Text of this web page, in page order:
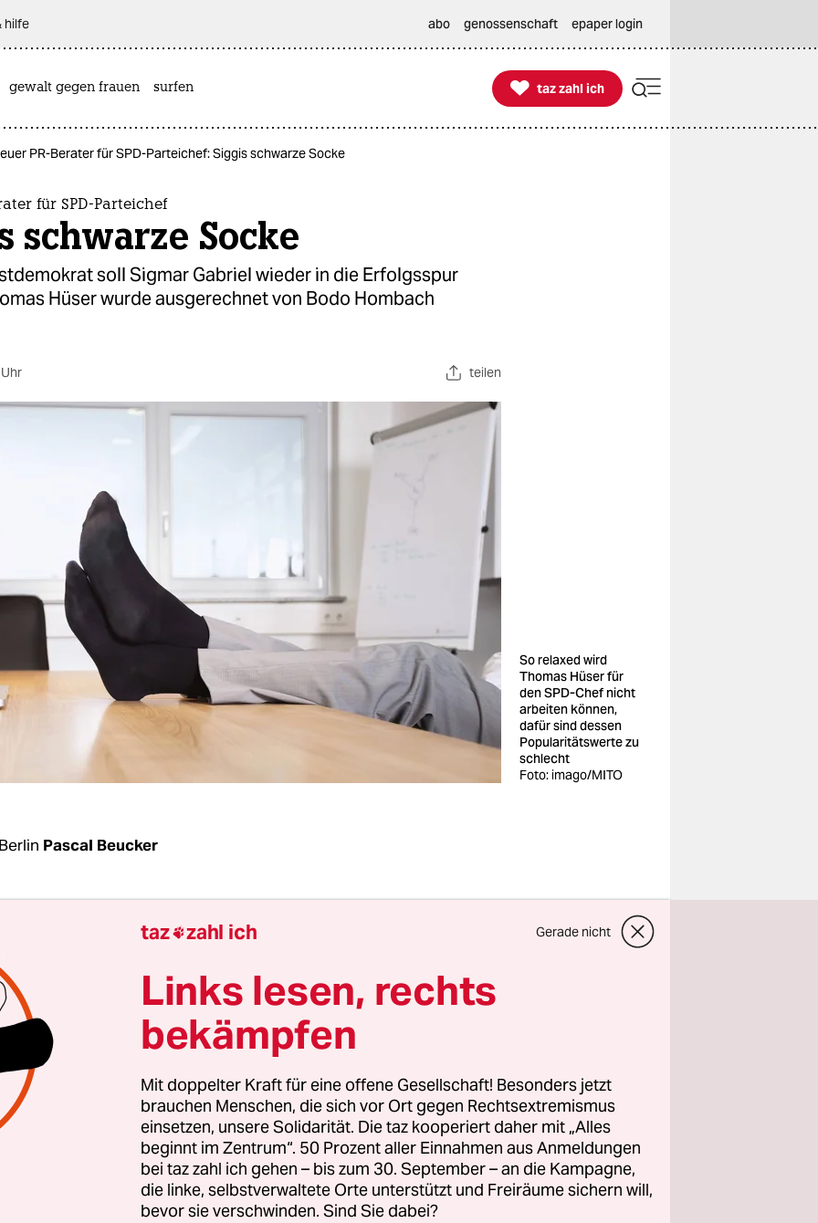
hilfe abo genossenschaft epaper login
gewalt gegen frauen surfen 
taz zahl ich
taz zahl ich
PR-Berater für SPD-Parteichef: Siggis schwarze Socke
für SPD-Parteichef
schwarze Socke
soll Sigmar Gabriel wieder in die Erfolgsspur
Hüser wurde ausgerechnet von Bodo Hombach
teilen
So relaxed wird
Thomas Hüser für
den SPD-Chef nicht
arbeiten können,
dafür sind dessen
Popularitätswerte zu
schlecht
Foto: imago/MITO
Pascal Beucker
ist derzeit schwer beschäftigt. Zu den Kunden seines
gehören der Essener Unternehmensverband,
und eine große Leiharbeitsfirma. Dem Bistum Essen dient
PR-Berater als Sprecher des bischöflichen Rates für
Soziales. Jüngst hat Hüser eine ganz besondere
angenommen: Als – laut Selbstbeschreibung –
bei den Rothäuten“ berät er nun auch den
Sigmar Gabriel.
die SPD wieder in die Erfolgsspur zu bringen.
In den Umfragen dümpelt die Partei konstant
und 25 Prozent, liegt damit also noch unter ihrem
taz zahl ich Gerade nicht
Links lesen, rechts
bekämpfen
Mit doppelter Kraft für eine offene Gesellschaft! Besonders jetzt
brauchen Menschen, die sich vor Ort gegen Rechtsextremismus
einsetzen, unsere Solidarität. Die taz kooperiert daher mit „Alles
beginnt im Zentrum“. 50 Prozent aller Einnahmen aus Anmeldungen
bei taz zahl ich gehen – bis zum 30. September – an die Kampagne,
die linke, selbstverwaltete Orte unterstützt und Freiräume sichern will,
bevor sie verschwinden. Sind Sie dabei?